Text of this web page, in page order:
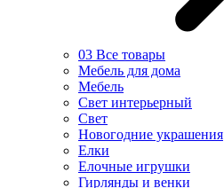
03 Все товары
Мебель для дома
Мебель
Свет интерьерный
Свет
Новогодние украшения
Елки
Елочные игрушки
Гирлянды и венки